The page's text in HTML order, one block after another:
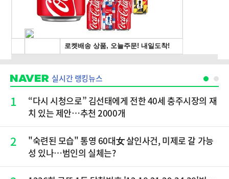
실시간 랭킹뉴스
1
“다시 시청으로” 김선태에게 전한 40세 충주시장의 재
치 있는 제안…추천 2000개
2
"숙련된 모습" 통영 60대女 살인사건, 미제로 갈 가능
성 있나…범인의 실체는?